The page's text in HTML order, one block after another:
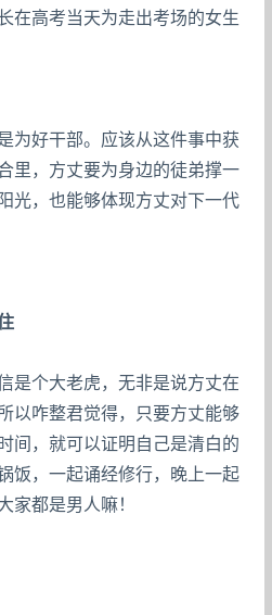
在高考当天为走出考场的女生
为好干部。应该从这件事中获
里，方丈要为身边的徒弟撑一
光，也能够体现方丈对下一代
是个大老虎，无非是说方丈在
以咋整君觉得，只要方丈能够
间，就可以证明自己是清白的
饭，一起诵经修行，晚上一起
家都是男人嘛！